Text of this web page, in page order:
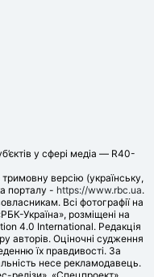
у сфері медіа — R40-
версію (українську,
порталу - https://www.rbc.ua.
Всі фотографії на
Україна», розміщені на
4.0 International. Редакція
авторів. Оціночні судження
їх правдивості. За
несе рекламодавець.